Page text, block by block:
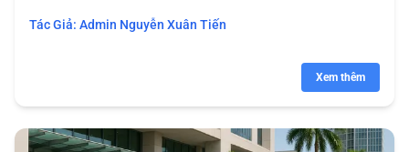
Tác Giả: Admin Nguyễn Xuân Tiến
Xem thêm